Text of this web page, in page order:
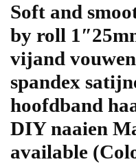
Soft and
by roll
vijand
spandex
hoofdband
DIY naaien
available